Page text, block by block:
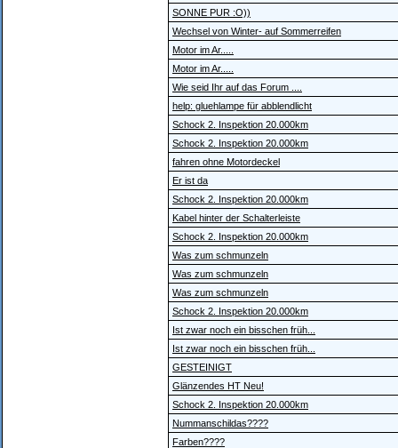
SONNE PUR :O))
Wechsel von Winter- auf Sommerreifen
Motor im Ar.....
Motor im Ar.....
Wie seid Ihr auf das Forum ....
help: gluehlampe für abblendlicht
Schock 2. Inspektion 20.000km
Schock 2. Inspektion 20.000km
fahren ohne Motordeckel
Er ist da
Schock 2. Inspektion 20.000km
Kabel hinter der Schalterleiste
Schock 2. Inspektion 20.000km
Was zum schmunzeln
Was zum schmunzeln
Was zum schmunzeln
Schock 2. Inspektion 20.000km
Ist zwar noch ein bisschen früh...
Ist zwar noch ein bisschen früh...
GESTEINIGT
Glänzendes HT Neu!
Schock 2. Inspektion 20.000km
Nummanschildas????
Farben????